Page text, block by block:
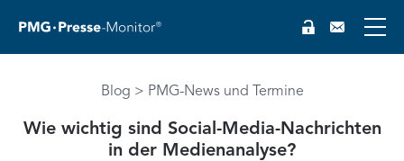
Blog PMG-News und Termine
Wie wichtig sind Social-Media-Nachrichten
in der Medienanalyse?